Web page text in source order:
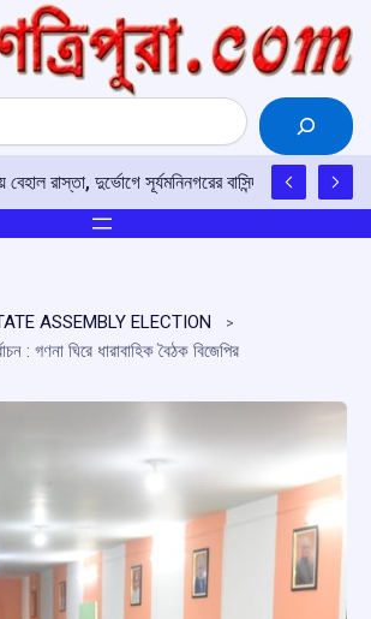
রাস্তা, দুর্ভোগে সূর্যমনিনগরের বাসিন্দারা
ASSEMBLY ELECTION
: গণনা ঘিরে ধারাবাহিক বৈঠক বিজেপির